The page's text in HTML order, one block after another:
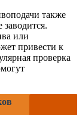
также
или
привести к
проверка